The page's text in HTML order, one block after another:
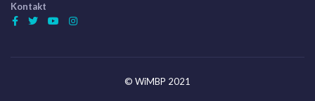
Kontakt
© WiMBP 2021